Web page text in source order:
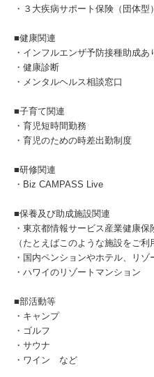
・３大疾病サポート保険（団体型）
■健康関連
・インフルエンザ予防接種助成あ
・健康診断
・メンタルヘルス相談窓口
■子育て関連
・育児短時間勤務
・育児のための時差出勤制度
■研修関連
・Biz CAMPASS Live
■保養及び助成施設関連
・東京都情報サービス産業健康
（たとえばこのような施設をご利
・国内ペンションやホテル、リゾ
・ハワイのリゾートマンション
■部活動等
・キャンプ
・ゴルフ
・サウナ
・ワイン など